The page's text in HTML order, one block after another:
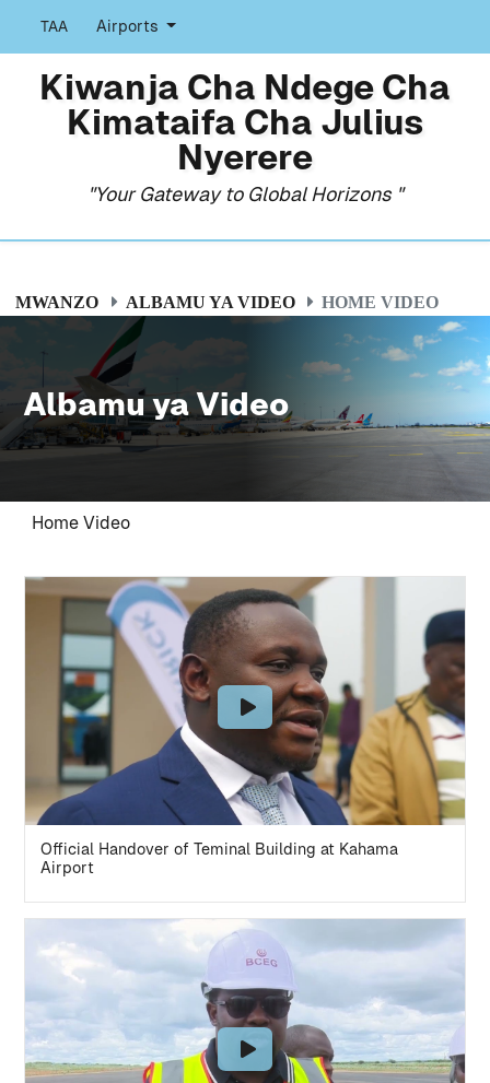
TAA Airports
Kiwanja Cha Ndege Cha
Kimataifa Cha Julius
Nyerere
"Your Gateway to Global Horizons "
MWANZO ALBAMU YA VIDEO HOME VIDEO
Albamu ya Video
Home Video
Official Handover of Teminal Building at Kahama
Airport